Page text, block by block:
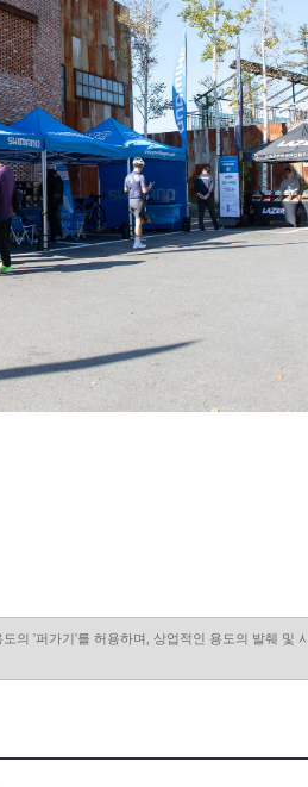
의 '퍼가기'를 허용하며, 상업적인 용도의 발췌 및